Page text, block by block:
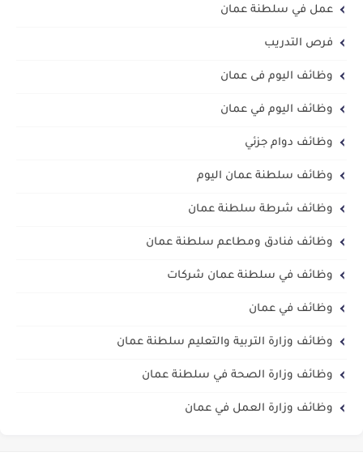
عمل في سلطنة عمان
فرص التدريب
وظائف اليوم فى عمان
وظائف اليوم في عمان
وظائف دوام جزئي
وظائف سلطنة عمان اليوم
وظائف شرطة سلطنة عمان
وظائف فنادق ومطاعم سلطنة عمان
وظائف في سلطنة عمان شركات
وظائف في عمان
وظائف وزارة التربية والتعليم سلطنة عمان
وظائف وزارة الصحة في سلطنة عمان
وظائف وزارة العمل في عمان